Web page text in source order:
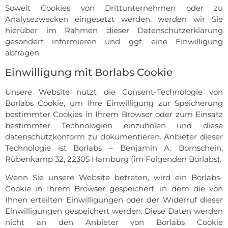
Soweit Cookies von Drittunternehmen oder zu
Analysezwecken eingesetzt werden, werden wir Sie
hierüber im Rahmen dieser Datenschutzerklärung
gesondert informieren und ggf. eine Einwilligung
abfragen.
Einwilligung mit Borlabs Cookie
Unsere Website nutzt die Consent-Technologie von
Borlabs Cookie, um Ihre Einwilligung zur Speicherung
bestimmter Cookies in Ihrem Browser oder zum Einsatz
bestimmter Technologien einzuholen und diese
datenschutzkonform zu dokumentieren. Anbieter dieser
Technologie ist Borlabs – Benjamin A. Bornschein,
Rübenkamp 32, 22305 Hamburg (im Folgenden Borlabs).
Wenn Sie unsere Website betreten, wird ein Borlabs-
Cookie in Ihrem Browser gespeichert, in dem die von
Ihnen erteilten Einwilligungen oder der Widerruf dieser
Einwilligungen gespeichert werden. Diese Daten werden
nicht an den Anbieter von Borlabs Cookie